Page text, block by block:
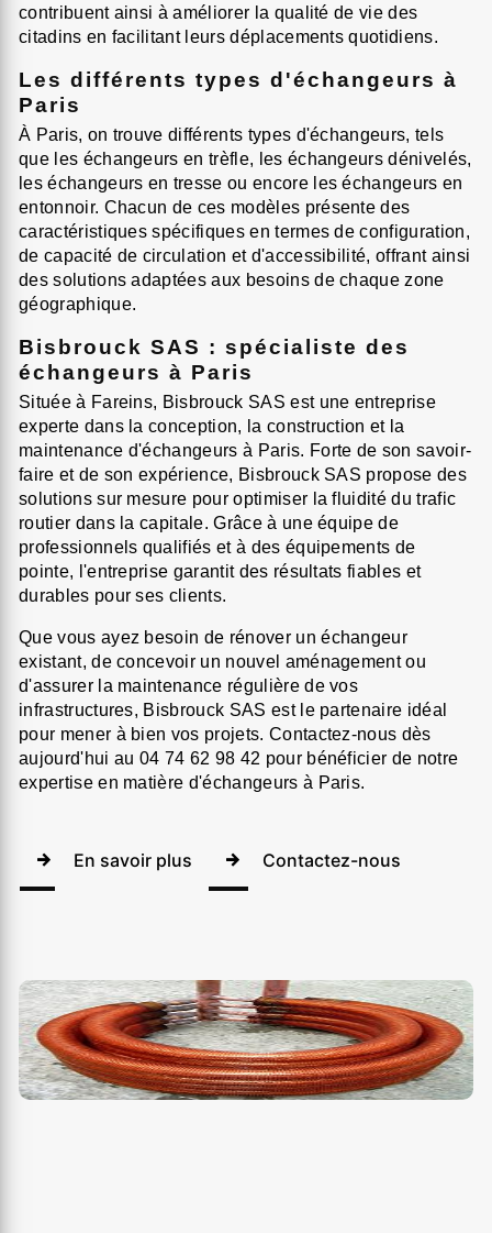
contribuent ainsi à améliorer la qualité de vie des
citadins en facilitant leurs déplacements quotidiens.
Les différents types d'échangeurs à
Paris
À Paris, on trouve différents types d'échangeurs, tels
que les échangeurs en trèfle, les échangeurs dénivelés,
les échangeurs en tresse ou encore les échangeurs en
entonnoir. Chacun de ces modèles présente des
caractéristiques spécifiques en termes de configuration,
de capacité de circulation et d'accessibilité, offrant ainsi
des solutions adaptées aux besoins de chaque zone
géographique.
Bisbrouck SAS : spécialiste des
échangeurs à Paris
Située à Fareins, Bisbrouck SAS est une entreprise
experte dans la conception, la construction et la
maintenance d'échangeurs à Paris. Forte de son savoir-
faire et de son expérience, Bisbrouck SAS propose des
solutions sur mesure pour optimiser la fluidité du trafic
routier dans la capitale. Grâce à une équipe de
professionnels qualifiés et à des équipements de
pointe, l'entreprise garantit des résultats fiables et
durables pour ses clients.
Que vous ayez besoin de rénover un échangeur
existant, de concevoir un nouvel aménagement ou
d'assurer la maintenance régulière de vos
infrastructures, Bisbrouck SAS est le partenaire idéal
pour mener à bien vos projets. Contactez-nous dès
aujourd'hui au 04 74 62 98 42 pour bénéficier de notre
expertise en matière d'échangeurs à Paris.
En savoir plus Contactez-nous